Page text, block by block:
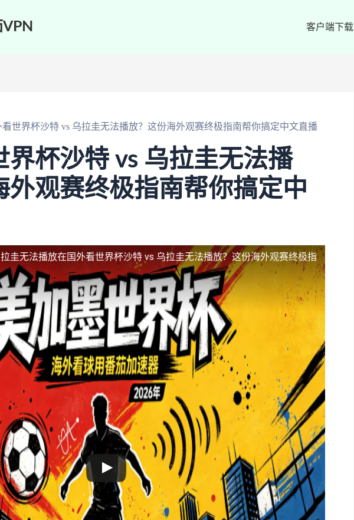
客户端下载
看世界杯沙特 vs 乌拉圭无法播放？这份海外观赛终极指南帮你搞定中文直播
界杯沙特 vs 乌拉圭无法播
外观赛终极指南帮你搞定中
圭无法播放在国外看世界杯沙特 vs 乌拉圭无法播放？这份海外观赛终极指